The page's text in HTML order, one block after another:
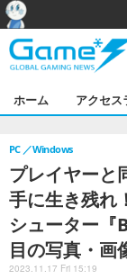
ホーム アクセス
プレイヤーと
手に生き残れ
シューター『
目の写真・画
PC Windows
2023.11.17 Fri 15:19